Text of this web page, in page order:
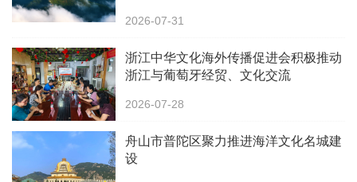
2026-07-31
浙江中华文化海外传播促进会积极推动
浙江与葡萄牙经贸、文化交流
2026-07-28
舟山市普陀区聚力推进海洋文化名城建
设